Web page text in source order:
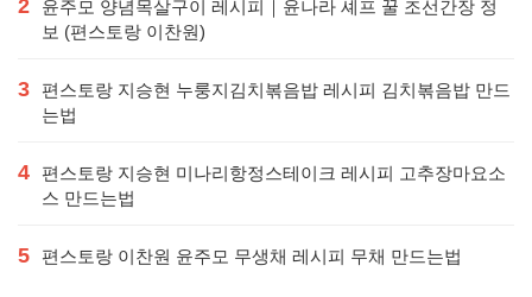
2
윤주모 양념목살구이 레시피｜윤나라 셰프 꿀 조선간장 정
보 (편스토랑 이찬원)
3
편스토랑 지승현 누룽지김치볶음밥 레시피 김치볶음밥 만드
는법
4
편스토랑 지승현 미나리항정스테이크 레시피 고추장마요소
스 만드는법
5 편스토랑 이찬원 윤주모 무생채 레시피 무채 만드는법